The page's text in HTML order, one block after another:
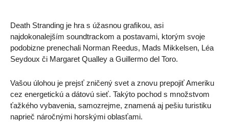
Death Stranding je hra s úžasnou grafikou, asi
najdokonalejším soundtrackom a postavami, ktorým svoje
podobizne prenechali Norman Reedus, Mads Mikkelsen, Léa
Seydoux či Margaret Qualley a Guillermo del Toro.
Vašou úlohou je prejsť zničený svet a znovu prepojiť Ameriku
cez energetickú a dátovú sieť. Takýto pochod s množstvom
ťažkého vybavenia, samozrejme, znamená aj pešiu turistiku
naprieč náročnými horskými oblasťami.